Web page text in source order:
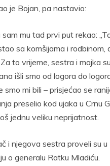
je Bojan, pa nastavio:
mu tad prvi put rekao:
sa komšijama i
to vrijeme, sestra i majka
išli smo od logora do
smo mi bili – prisjećao se
preselio kod ujaka u Crnu
jednu veliku neprijatnost.
i njegova sestra proveli su
o generalu Ratku Mladiću.